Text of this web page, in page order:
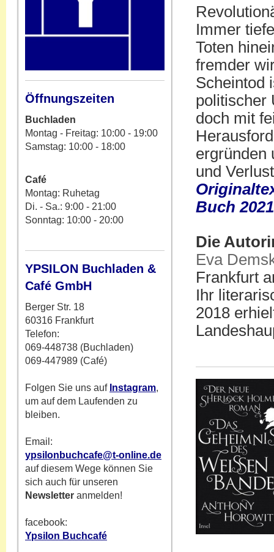
Öffnungszeiten
Buchladen
Montag - Freitag: 10:00 - 19:00
Samstag: 10:00 - 18:00
Café
Montag: Ruhetag
Di. - Sa.: 9:00 - 21:00
Sonntag: 10:00 - 20:00
YPSILON Buchladen &
Café GmbH
Berger Str. 18
60316 Frankfurt
Telefon:
069-448738 (Buchladen)
069-447989 (Café)
Folgen Sie uns auf Instagram,
um auf dem Laufenden zu
bleiben.
Email:
ypsilonbuchcafe@t-online.de
auf diesem Wege können Sie
sich auch für unseren
Newsletter anmelden!
facebook:
Ypsilon Buchcafé
Immer
Toten
fremder
Scheintod
politischer
doch mit
ergründen
und
Buch 2021
Die
Eva
Frankfurt
Ihr
2018